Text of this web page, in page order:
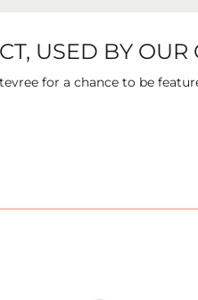
USED BY
for a chance to be